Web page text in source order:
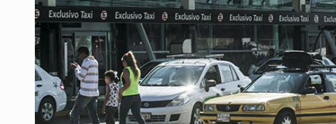
UdeG convierte residuos de agave en